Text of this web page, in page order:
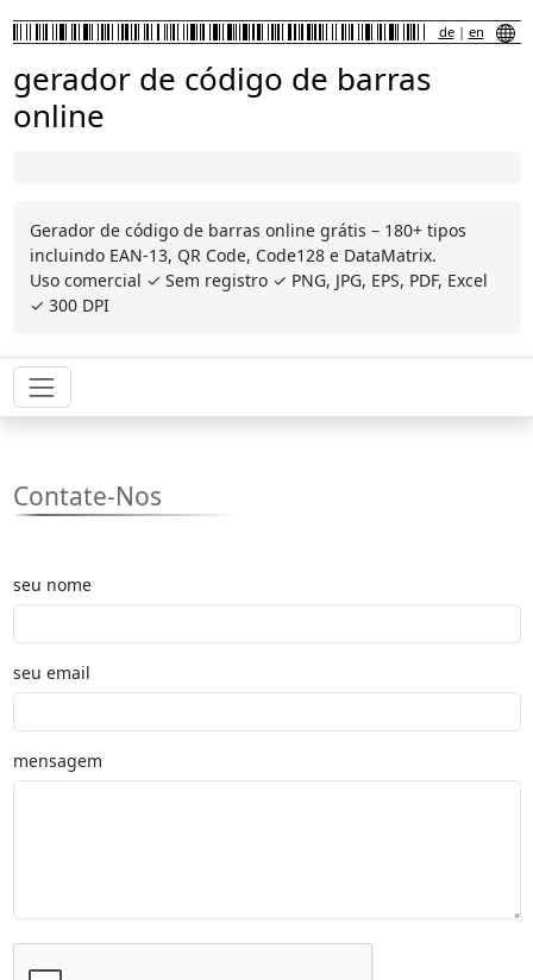
de| en
gerador de código de barras
online
Gerador de código de barras online grátis – 180+ tipos
incluindo EAN-13, QR Code, Code128 e DataMatrix.
Uso comercial ✓ Sem registro ✓ PNG, JPG, EPS, PDF, Excel
✓ 300 DPI
Contate-Nos
seu nome
seu email
mensagem